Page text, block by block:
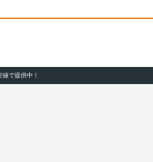
で提供中！